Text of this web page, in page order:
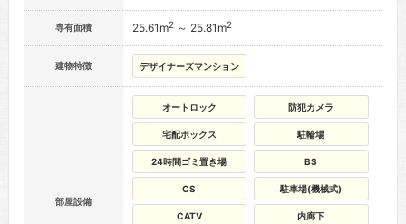
専有面積 25.61m2～ 25.81m2
建物特徴 デザイナーズマンション
部屋設備
オートロック 防犯カメラ
宅配ボックス 駐輪場
24時間ゴミ置き場 BS
CS 駐車場(機械式)
CATV 内廊下